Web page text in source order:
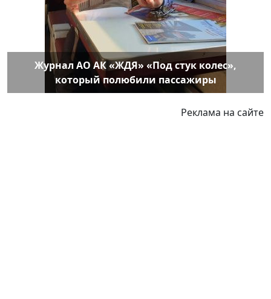
Журнал АО АК «ЖДЯ» «Под стук колес»,
который полюбили пассажиры
Реклама на сайте